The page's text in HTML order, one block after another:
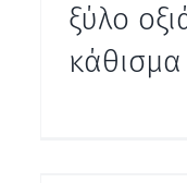
ξύλο
κάθισμα